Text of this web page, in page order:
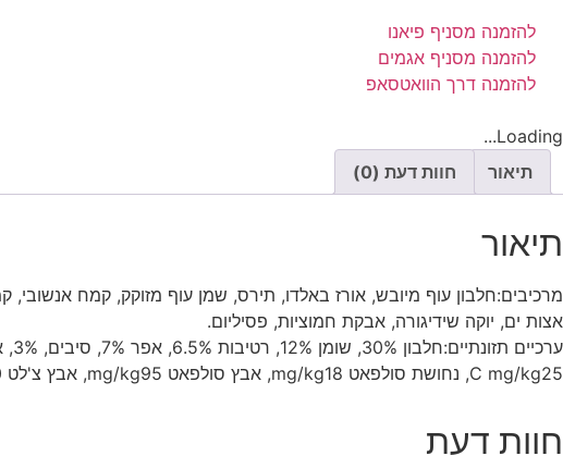
להזמנה מסניף פיאנו
להזמנה מסניף אגמים
להזמנה דרך הוואטסאפ
Loading...
תיאור
חוות דעת (0)
תיאור
מרכיבים:חלבון עוף מיובש, אורז באלדו, תירס, שמן עוף מזוקק, קמח
אצות ים, יוקה שידיגורה, אבקת חמוציות, פסיליום.
C mg/kg25, נחושת סולפאט mg/kg18, אבץ סולפאט mg/kg95, אבץ צ'לט mg/kg20, מגנזיום סולפאט mg/kg30, סלניום כסלניט mg/kg0.3, טאורין mg/kg1,800, ניאצין mg/kg50.
חוות דעת